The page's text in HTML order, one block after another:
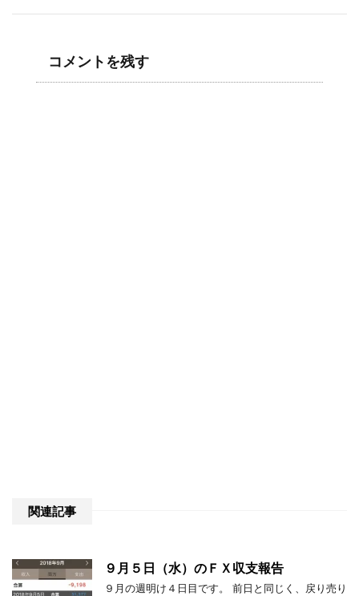
コメントを残す
関連記事
９月５日（水）のＦＸ収支報告
９月の週明け４日目です。 前日と同じく、戻り売り